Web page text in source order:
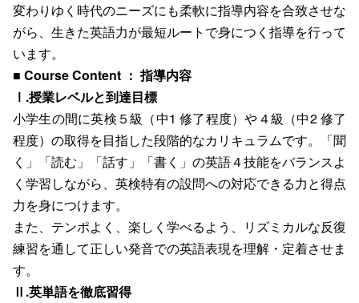
変わりゆく時代のニーズにも柔軟に指導内容を合致させな
がら、生きた英語力が最短ルートで身につく指導を行って
います。
■ Course Content ： 指導内容
Ⅰ.授業レベルと到達目標
小学生の間に英検５級（中1 修了程度）や４級（中2 修了
程度）の取得を目指した段階的なカリキュラムです。「聞
く」「読む」「話す」「書く」の英語４技能をバランスよ
く学習しながら、英検特有の設問への対応できる力と得点
力を身につけます。
また、テンポよく、楽しく学べるよう、リズミカルな反復
練習を通して正しい発音での英語表現を理解・定着させま
す。
Ⅱ.英単語を徹底習得